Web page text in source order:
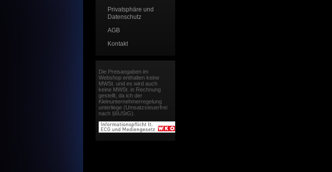
Privatsphäre und
Datenschutz
AGB
Kontakt
Die Preisangaben im
Webshop enthalten keine
MWSt. und es wird auch
keine MWSt. in Rechnung
gestellt, da ich der
Kleinunternehmerregelung
unterliege (Umsatzsteuerfrei
nach §6UStG).